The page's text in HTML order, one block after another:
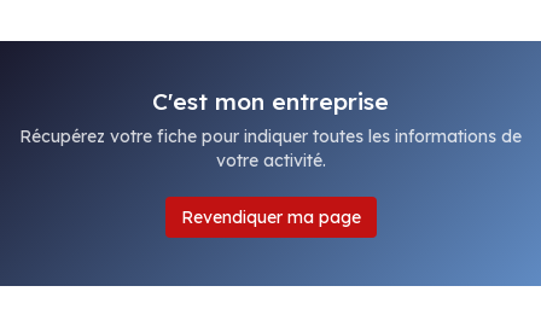
C'est mon entreprise
Récupérez votre fiche pour indiquer toutes les informations de
votre activité.
Revendiquer ma page